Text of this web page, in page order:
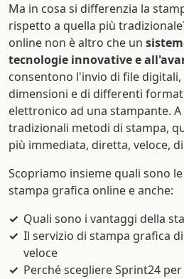
Ma in cosa si differenzia la
rispetto a quella più
online non è altro che un
tecnologie innovative e
consentono l'invio di file
dimensioni e di differenti
elettronico ad una stampante.
tradizionali metodi di stampa,
più immediata, diretta, veloce,
Scopriamo insieme quali sono
stampa grafica online e anche:
Quali sono i vantaggi della
Il servizio di stampa grafica
veloce
Perché scegliere Sprint24